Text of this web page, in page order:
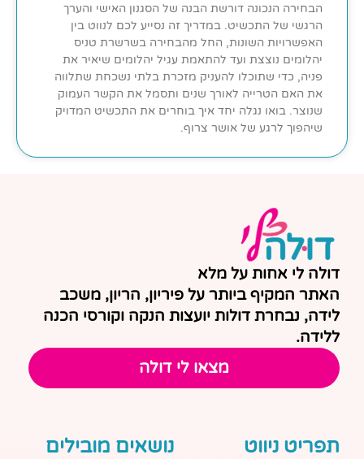
הבחירה הנכונה דורשת הבנה של הסגנון האישי והערך
הרגשי של התכשיט. במדריך זה נסייע לכם לנווט בין
האפשרויות השונות, החל מהבחירה בשרשרת טניס
יהלומים נוצצת ועד להתאמת עגיל יהלומים שיאיר את
פניה, כדי שתוכלו להעניק מזכרת בלתי נשכחת שתלווה
את האם הטרייה לאורך שנים ותסמל את הקשר העמוק
שנוצר. בואו נגלה יחד איך בוחרים את התכשיט המדויק
שיהפוך לרגע של אושר צרוף.
דולה לי אחות על מלא
האתר המקיף ביותר על פיריון, הריון, משכב
לידה, נבחרת דולות יועצות הנקה וקורסי הכנה
ללידה.
מצאו לי דולה
תפריט ניווט נושאים מובילים